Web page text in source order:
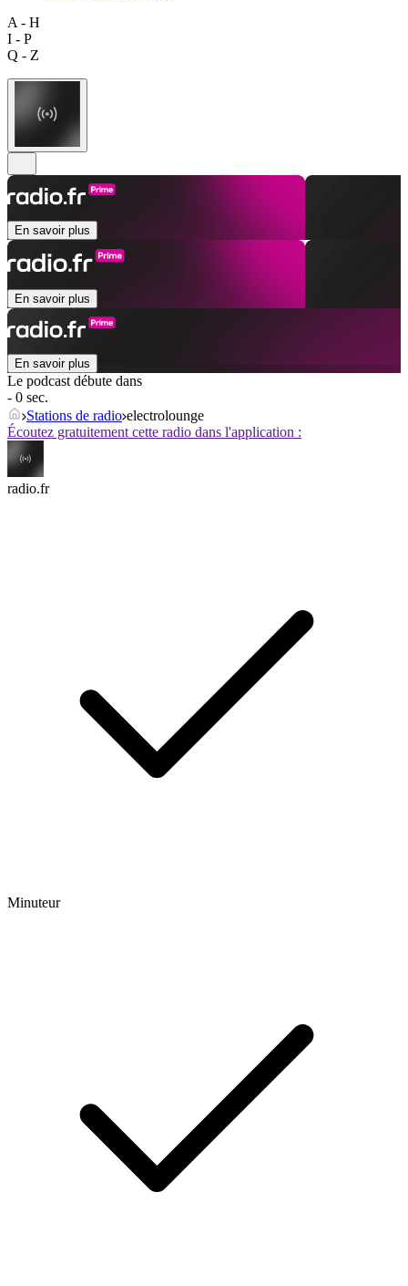
A - H
I - P
Q - Z
En savoir plus
En savoir plus
En savoir plus
Le podcast débute dans
- 0 sec.
Stations de radio electrolounge
Écoutez gratuitement cette radio dans l'application :
radio.fr
Minuteur